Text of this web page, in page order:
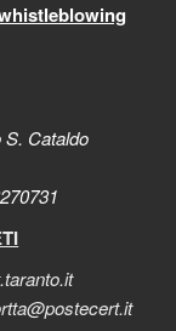
S. Cataldo